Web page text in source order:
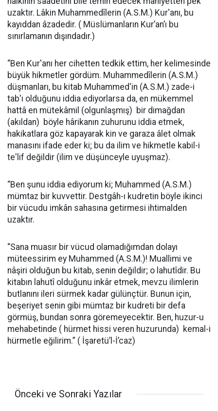
uzaktır. Lâkin Muhammedîlerin (A.S.M.) Kur'anı, bu
kayıddan âzadedir. ( Müslümanların Kur’an’ı bu
sınırlamanın dışındadır.)
“Ben Kur'anı her cihetten tedkik ettim, her kelimesinde
büyük hikmetler gördüm. Muhammedîlerin (A.S.M.)
düşmanları, bu kitab Muhammed'in (A.S.M.) zade-i
tab'ı olduğunu iddia ediyorlarsa da, en mükemmel
hattâ en mütekâmil (olgunlaşmış) bir dimağdan
(akıldan) böyle hârikanın zuhurunu iddia etmek,
hakikatlara göz kapayarak kin ve garaza âlet olmak
manasını ifade eder ki; bu da ilim ve hikmetle kabil-i
te'lif değildir (ilim ve düşünceyle uyuşmaz).
“Ben şunu iddia ediyorum ki; Muhammed (A.S.M.)
mümtaz bir kuvvettir. Destgâh-ı kudretin böyle ikinci
bir vücudu imkân sahasına getirmesi ihtimalden
uzaktır.
“Sana muasır bir vücud olamadığımdan dolayı
müteessirim ey Muhammed (A.S.M.)! Muallimi ve
nâşiri olduğun bu kitab, senin değildir; o lahutîdir. Bu
kitabın lahutî olduğunu inkâr etmek, mevzu ilimlerin
butlanını ileri sürmek kadar gülünçtür. Bunun için,
beşeriyet senin gibi mümtaz bir kudreti bir defa
görmüş, bundan sonra göremeyecektir. Ben, huzur-u
mehabetinde ( hürmet hissi veren huzurunda) kemal-i
hürmetle eğilirim.” ( İşaretü’l-İ’caz)
Önceki ve Sonraki Yazılar